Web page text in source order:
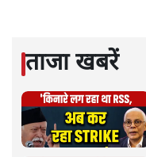
पवन उप्रेतीकी और स्टोरी पढ़ें